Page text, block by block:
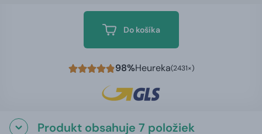
Do košíka
98%Heureka(2431×)
Produkt obsahuje 7 položiek